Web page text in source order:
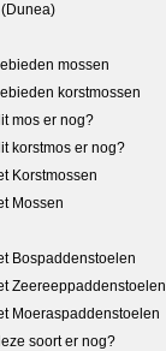
(Dunea)
mossen
korstmossen
mos er nog?
korstmos er nog?
Korstmossen
Mossen
Bospaddenstoelen
Zeereeppaddenstoelen
Moeraspaddenstoelen
soort er nog?